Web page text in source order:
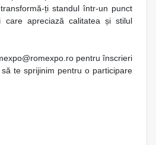
ți standul într-un punct
apreciază calitatea și stilul
pentru înscrieri
te sprijinim pentru o participare